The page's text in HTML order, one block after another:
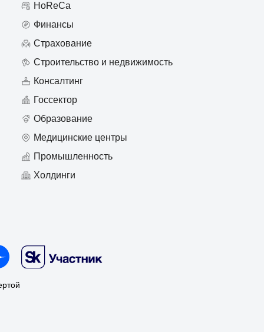
Консалтинг
Строительство и недвижимость
Страхование
Финансы
HoReCa
Госсектор
Образование
Медицинские центры
Промышленность
Холдинги